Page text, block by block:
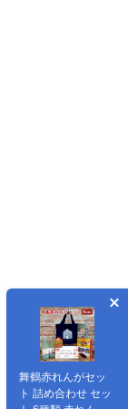
舞鶴赤れんがセッ
ト 詰め合わせ セッ